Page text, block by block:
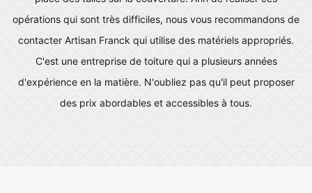
opérations qui sont très difficiles, nous vous recommandons de
contacter Artisan Franck qui utilise des matériels appropriés.
C'est une entreprise de toiture qui a plusieurs années
d'expérience en la matière. N'oubliez pas qu'il peut proposer
des prix abordables et accessibles à tous.